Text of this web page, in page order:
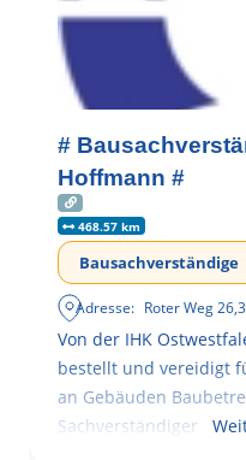
#
Hoffmann #
468.57 km
Bausachverständige
Adresse: Roter Weg 26,
Von der IHK
bestellt und vereidigt
an Gebäuden
Sachverständiger